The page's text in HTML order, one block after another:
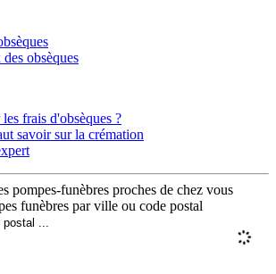
obsèques
frais d'obsèques ?
savoir sur la crémation
pompes-funèbres proches de chez vous
funèbres par ville ou code postal